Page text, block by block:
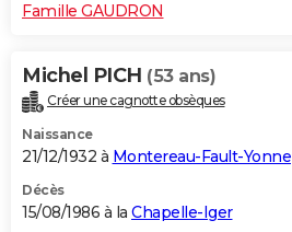
Famille GAUDRON
Michel PICH (53 ans)
Créer une cagnotte obsèques
Naissance
21/12/1932 à Montereau-Fault-Yonne
Décès
15/08/1986 à la Chapelle-Iger